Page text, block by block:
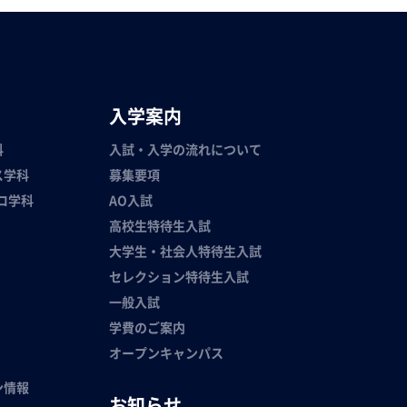
学科
学科
報
入学案内
入試・入学の流れについて
募集要項
AO入試
高校生特待生入試
大学生・社会人特待生入試
セレクション特待生入試
一般入試
学費のご案内
オープンキャンパス